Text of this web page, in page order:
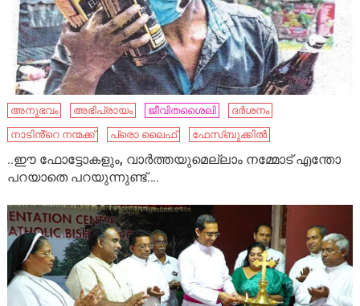
അനുഭവം അഭിപ്രായം ജീവിതശൈലി
ദർശനം
നാടിൻ്റെ നന്മക്ക്
പ്രൊ ലൈഫ് ഫേസ്ബുക്കിൽ
..ഈ ഫോട്ടോകളും, വാർത്തയുമെല്ലാം നമ്മോട് എന്തോ
പറയാതെ പറയുന്നുണ്ട്….